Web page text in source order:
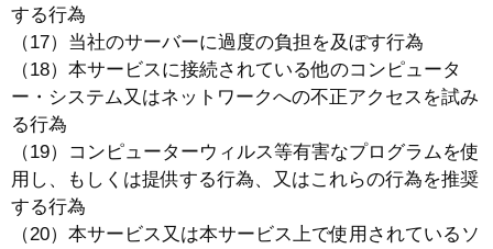
する行為
（17）当社のサーバーに過度の負担を及ぼす行為
（18）本サービスに接続されている他のコンピュータ
ー・システム又はネットワークへの不正アクセスを試み
る行為
（19）コンピューターウィルス等有害なプログラムを使
用し、もしくは提供する行為、又はこれらの行為を推奨
する行為
（20）本サービス又は本サービス上で使用されているソ